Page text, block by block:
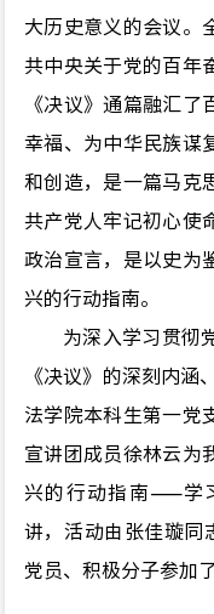
大历史意义的会议。
共中央关于党的百年
《决议》通篇融汇
幸福、为中华民族谋
和创造，是一篇马克
共产党人牢记初心使
政治宣言，是以史为
兴的行动指南。
为深入学习贯彻
《决议》的深刻内涵
法学院本科生第一党
宣讲团成员徐林云为
兴的行动指南——学
讲，活动由张佳璇同
党员、积极分子参加